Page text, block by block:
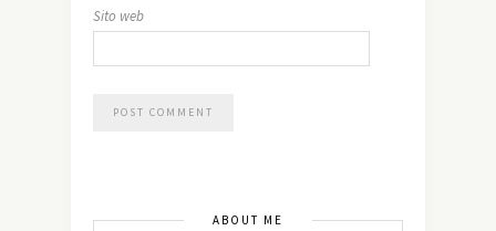
Sito web
ABOUT ME